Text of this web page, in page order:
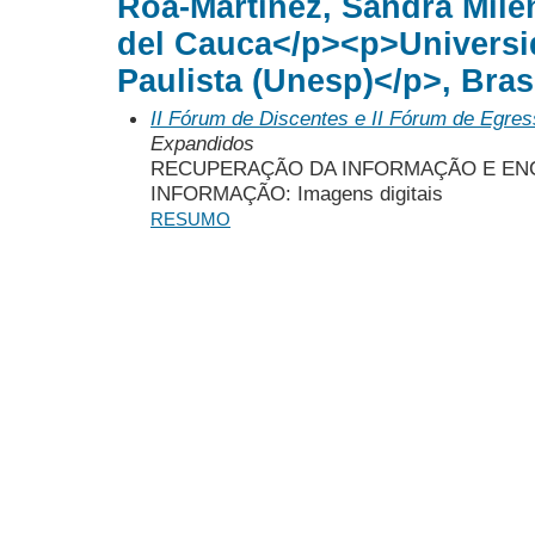
del Cauca</
Paulista (Unesp)</p>,
II Fórum de Discentes e II Fórum de
Expandidos
RECUPERAÇÃO DA INFORMAÇÃO E
INFORMAÇÃO: Imagens digitais
RESUMO